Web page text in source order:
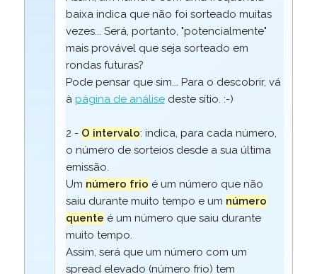
baixa indica que não foi sorteado muitas
vezes... Será, portanto, "potencialmente"
mais provável que seja sorteado em
rondas futuras?
Pode pensar que sim... Para o descobrir, vá
à página de análisedeste sítio. :-)
2 - O intervalo: indica, para cada número,
o número de sorteios desde a sua última
emissão.
Um número frio é um número que não
saiu durante muito tempo e um número
quente é um número que saiu durante
muito tempo.
Assim, será que um número com um
spread elevado (número frio) tem